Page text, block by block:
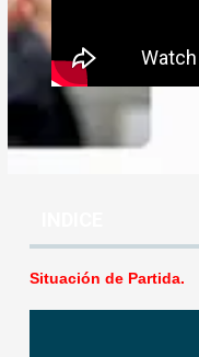
Situación de Partida.